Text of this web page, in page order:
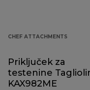
CHEF ATTACHMENTS
Priključek za
testenine
KAX982ME